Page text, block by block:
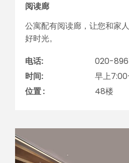
阅读廊
公寓配有阅读廊，让您和家
好时光。
电话:
020-
时间:
早上
位置 :
48楼